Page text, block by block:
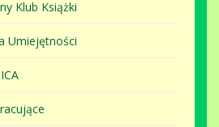
Klub Książki
Umiejętności